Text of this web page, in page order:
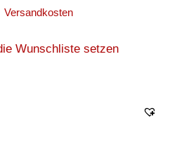
Versandkosten
Wunschliste setzen